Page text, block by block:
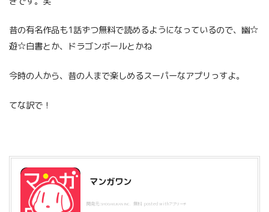
昔の有名作品も1話ずつ無料で読めるようになっているので、幽☆
遊☆白書とか、ドラゴンボールとかね
今時の人から、昔の人まで楽しめるスーパーなアプリっすよ。
てな訳で！
マンガワン
開発元:SHOGAKUKAN INC. 無料 posted withアプリーチ